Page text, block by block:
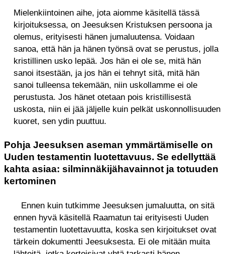
Mielenkiintoinen aihe, jota aiomme käsitellä tässä
kirjoituksessa, on Jeesuksen Kristuksen persoona ja
olemus, erityisesti hänen jumaluutensa. Voidaan
sanoa, että hän ja hänen työnsä ovat se perustus, jolla
kristillinen usko lepää. Jos hän ei ole se, mitä hän
sanoi itsestään, ja jos hän ei tehnyt sitä, mitä hän
sanoi tulleensa tekemään, niin uskollamme ei ole
perustusta. Jos hänet otetaan pois kristillisestä
uskosta, niin ei jää jäljelle kuin pelkät uskonnollisuuden
kuoret, sen ydin puuttuu.
Pohja Jeesuksen aseman ymmärtämiselle on
Uuden testamentin luotettavuus. Se edellyttää
kahta asiaa: silminnäkijähavainnot ja totuuden
kertominen
Ennen kuin tutkimme Jeesuksen jumaluutta, on sitä
ennen hyvä käsitellä Raamatun tai erityisesti Uuden
testamentin luotettavuutta, koska sen kirjoitukset ovat
tärkein dokumentti Jeesuksesta. Ei ole mitään muita